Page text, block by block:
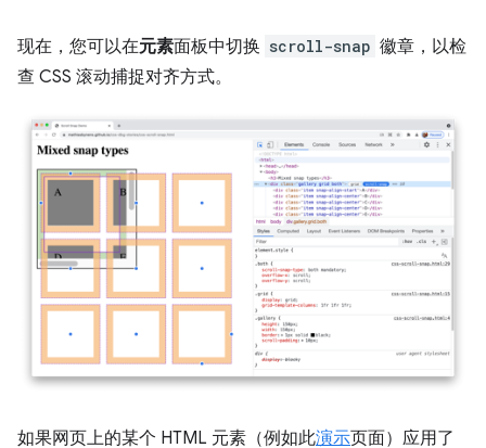
现在，您可以在元素面板中切换 scroll-snap 徽章，以检
查 CSS 滚动捕捉对齐方式。
如果网页上的某个 HTML 元素（例如此演示页面）应用了